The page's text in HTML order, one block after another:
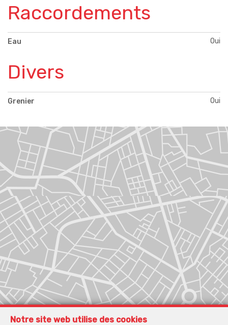
Raccordements
Eau Oui
Divers
Grenier Oui
Notre site web utilise des cookies